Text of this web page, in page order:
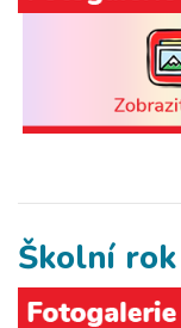
Školní